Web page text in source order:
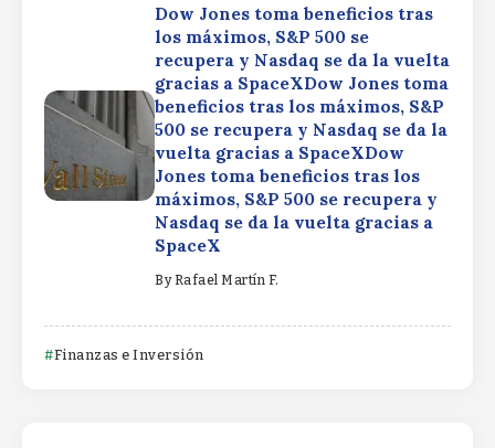
Dow Jones toma beneficios tras
los máximos, S&P 500 se
recupera y Nasdaq se da la vuelta
gracias a SpaceXDow Jones toma
beneficios tras los máximos, S&P
500 se recupera y Nasdaq se da la
vuelta gracias a SpaceXDow
Jones toma beneficios tras los
máximos, S&P 500 se recupera y
Nasdaq se da la vuelta gracias a
SpaceX
By Rafael Martín F.
Finanzas e Inversión